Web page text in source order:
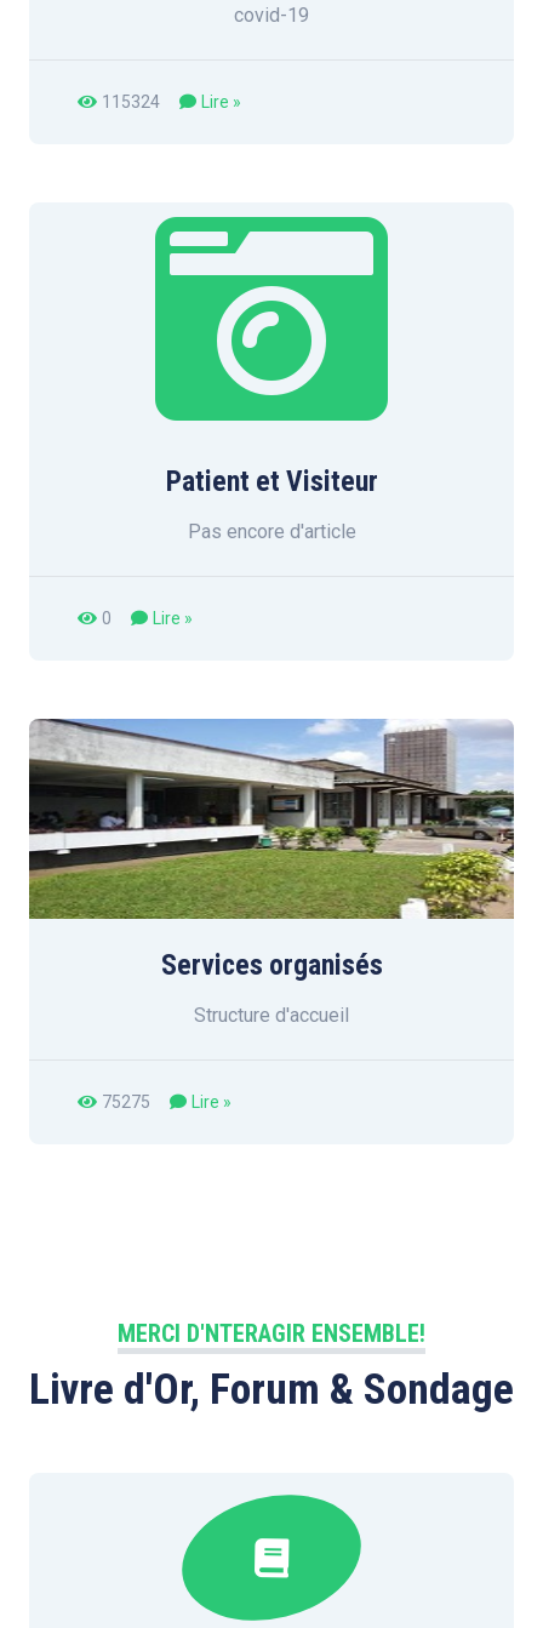
covid-19
115324 Lire »
Patient et Visiteur
Pas encore d'article
0 Lire »
Services organisés
Structure d'accueil
75275 Lire »
MERCI D'NTERAGIR ENSEMBLE!
Livre d'Or, Forum & Sondage